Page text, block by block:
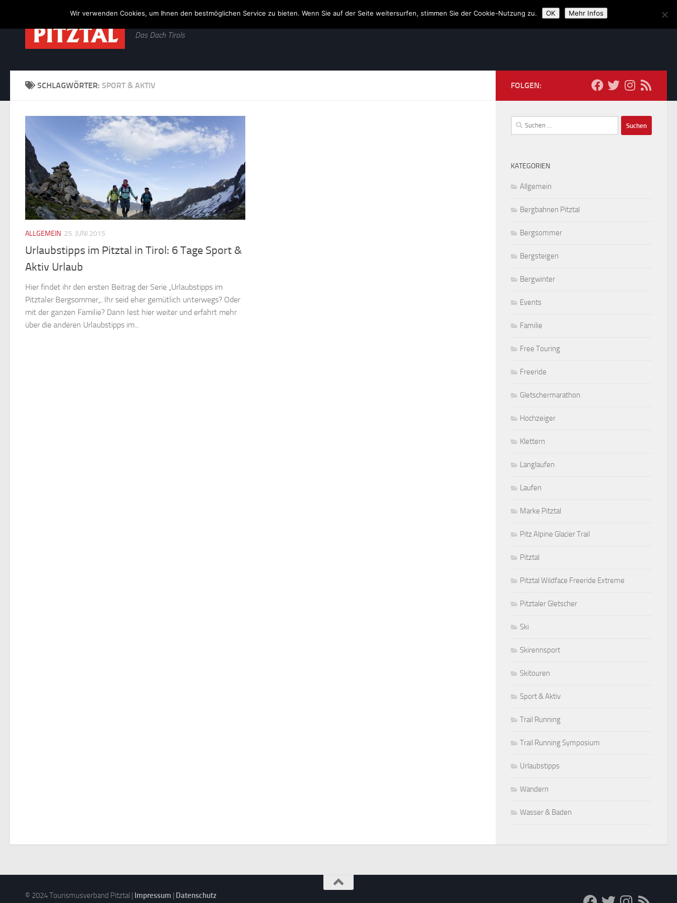
Zum Inhalt springen
Das Dach Tirols
SCHLAGWÖRTER: SPORT & AKTIV
ALLGEMEIN 25. JUNI 2015
Urlaubstipps im Pitztal in Tirol: 6 Tage Sport &
Aktiv Urlaub
Hier findet ihr den ersten Beitrag der Serie „Urlaubstipps im
Pitztaler Bergsommer„. Ihr seid eher gemütlich unterwegs? Oder
mit der ganzen Familie? Dann lest hier weiter und erfahrt mehr
über die anderen Urlaubstipps im...
FOLGEN:
Suchen
nach:
KATEGORIEN
Allgemein
Bergbahnen Pitztal
Bergsommer
Bergsteigen
Bergwinter
Events
Familie
Free Touring
Freeride
Gletschermarathon
Hochzeiger
Klettern
Langlaufen
Laufen
Marke Pitztal
Pitz Alpine Glacier Trail
Pitztal
Pitztal Wildface Freeride Extreme
Pitztaler Gletscher
Ski
Skirennsport
Skitouren
Sport & Aktiv
Trail Running
Trail Running Symposium
Urlaubstipps
Wandern
Wasser & Baden
© 2024 Tourismusverband Pitztal | Impressum | Datenschutz
Wir verwenden Cookies, um Ihnen den bestmöglichen Service zu bieten. Wenn Sie auf der Seite weitersurfen, stimmen Sie der Cookie-Nutzung zu. OK Mehr Infos